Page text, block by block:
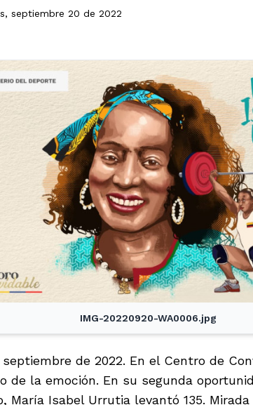
septiembre 20 de 2022
IMG-20220920-WA0006.jpg
de 2022. En el Centro de
de la emoción. En su segunda
María Isabel Urrutia levantó 135.